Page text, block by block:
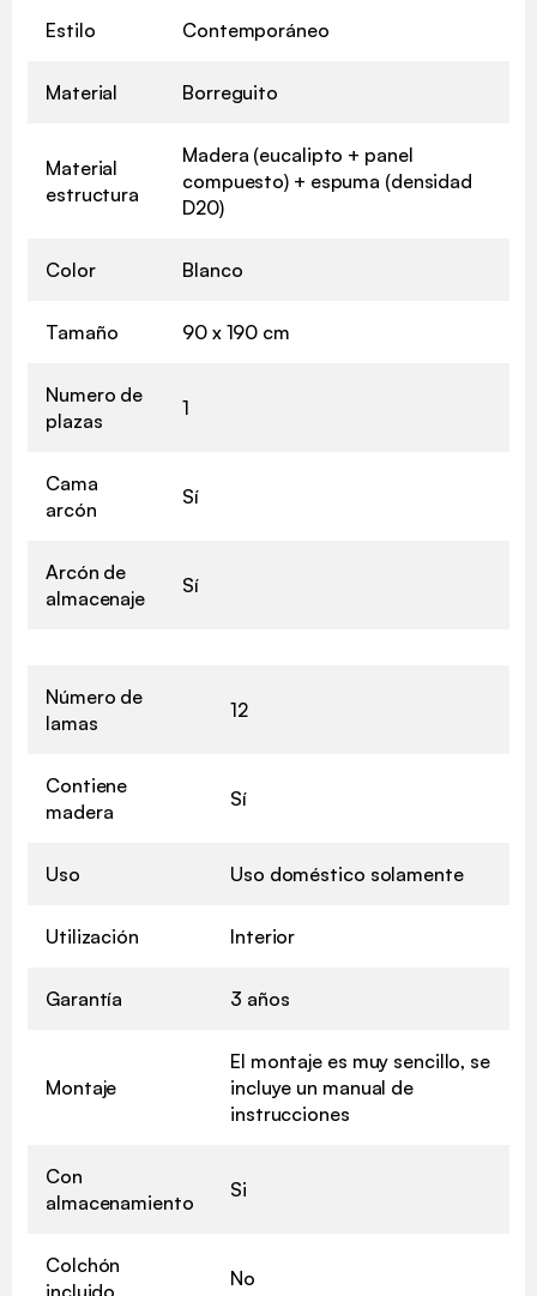
Estilo Contemporáneo
Material Borreguito
Material
estructura
Madera (eucalipto + panel
compuesto) + espuma (densidad
D20)
Color Blanco
Tamaño 90 x 190 cm
Numero de
plazas
1
Cama
arcón
Sí
Arcón de
almacenaje
Sí
Número de
lamas
12
Contiene
madera
Sí
Uso Uso doméstico solamente
Utilización Interior
Garantía 3 años
Montaje
El montaje es muy sencillo, se
incluye un manual de
instrucciones
Con
almacenamiento
Si
Colchón
incluido
No